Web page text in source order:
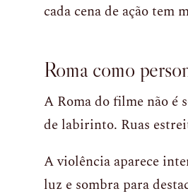
cada cena de ação tem
Roma como
A Roma do filme não é
de labirinto. Ruas
A violência aparece
luz e sombra para